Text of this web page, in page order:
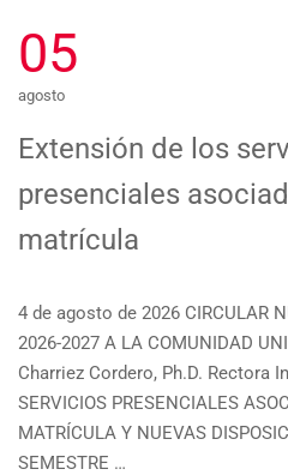
05
agosto
Extensión de los
presenciales
matrícula
4 de agosto de 2026 CIRCULAR
2026-2027 A LA COMUNIDAD
Charriez Cordero, Ph.D. Rectora
SERVICIOS PRESENCIALES
MATRÍCULA Y NUEVAS
SEMESTRE …